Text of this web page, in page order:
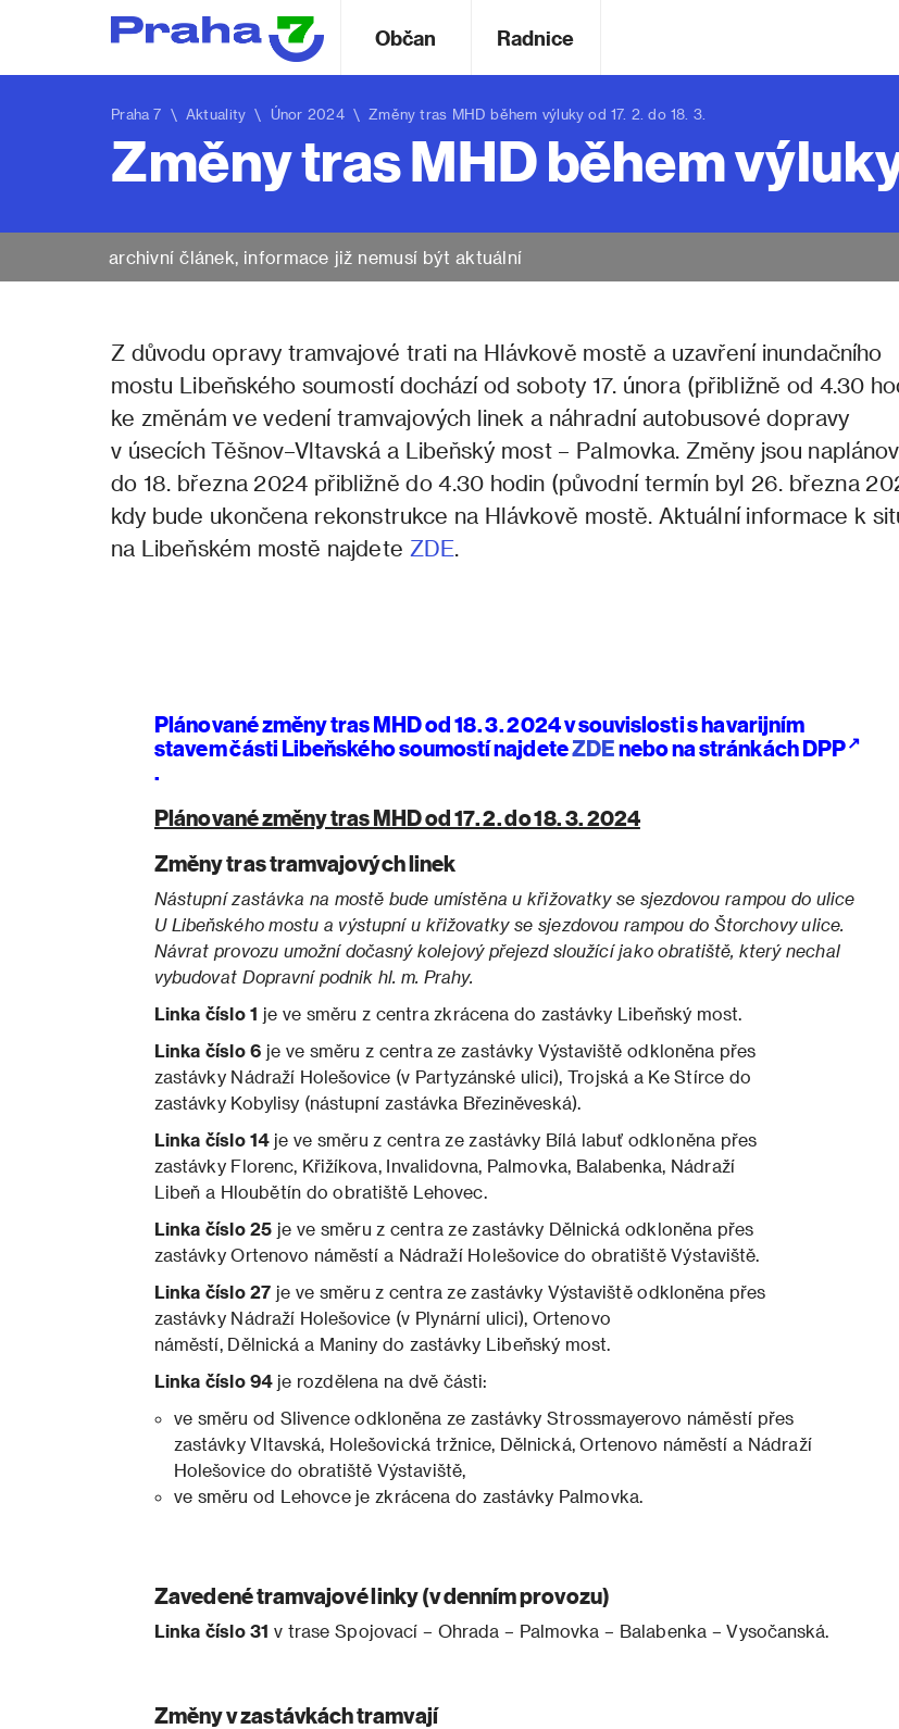
Občan Radnice
Praha 7 \ Aktuality \ Únor 2024 \ Změny tras MHD během výluky od 17. 2. do 18. 3.
Změny tras MHD během výluky
archivní článek, informace již nemusí být aktuální
Z důvodu opravy tramvajové trati na Hlávkově mostě a uzavření inundačního
mostu Libeňského soumostí dochází od soboty 17. února (přibližně od 4.30
ke změnám ve vedení tramvajových linek a náhradní autobusové dopravy
v úsecích Těšnov–Vltavská a Libeňský most – Palmovka. Změny jsou
do 18. března 2024 přibližně do 4.30 hodin (původní termín byl 26. března
kdy bude ukončena rekonstrukce na Hlávkově mostě. Aktuální informace k
na Libeňském mostě najdete ZDE.
Plánované změny tras MHD od 18. 3. 2024 v souvislosti s havarijním
stavem části Libeňského soumostí najdeteZDEnebona stránkách DPP
.
Plánované změny tras MHD od 17. 2. do 18. 3. 2024
Změny tras tramvajových linek
Nástupní zastávka na mostě bude umístěna u křižovatky se sjezdovou rampou do ulice
U Libeňského mostu a výstupní u křižovatky se sjezdovou rampou do Štorchovy ulice.
Návrat provozu umožní dočasný kolejový přejezd sloužící jako obratiště, který nechal
vybudovat Dopravní podnik hl. m. Prahy.
Linka číslo 1 je ve směru z centra zkrácena do zastávky Libeňský most.
Linka číslo 6 je ve směru z centra ze zastávky Výstaviště odkloněna přes
zastávky Nádraží Holešovice (v Partyzánské ulici), Trojská a Ke Stírce do
zastávky Kobylisy (nástupní zastávka Březiněveská).
Linka číslo 14je ve směru z centra ze zastávky Bílá labuť odkloněna přes
zastávky Florenc, Křižíkova, Invalidovna, Palmovka, Balabenka, Nádraží
Libeň a Hloubětín do obratiště Lehovec.
Linka číslo 25 je ve směru z centra ze zastávky Dělnická odkloněna přes
zastávky Ortenovo náměstí a Nádraží Holešovice do obratiště Výstaviště.
Linka číslo 27 je ve směru z centra ze zastávky Výstaviště odkloněna přes
zastávky Nádraží Holešovice (v Plynární ulici), Ortenovo
náměstí, Dělnická a Maniny do zastávky Libeňský most.
Linka číslo 94je rozdělena na dvě části:
ve směru od Slivence odkloněna ze zastávky Strossmayerovo náměstí přes
zastávky Vltavská, Holešovická tržnice, Dělnická, Ortenovo náměstí a Nádraží
Holešovice do obratiště Výstaviště,
ve směru od Lehovce je zkrácena do zastávky Palmovka.
Zavedené tramvajové linky (v denním provozu)
Linka číslo 31 v trase Spojovací – Ohrada – Palmovka – Balabenka – Vysočanská.
Změny v zastávkách tramvají